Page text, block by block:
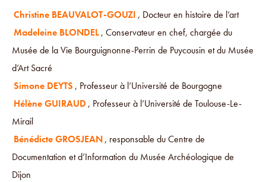
Christine BEAUVALOT-GOUZI , Docteur en histoire de l’art
Madeleine BLONDEL, Conservateur en chef, chargée du
Musée de la Vie Bourguignonne-Perrin de Puycousin et du Musée
d’Art Sacré
Simone DEYTS , Professeur à l’Université de Bourgogne
Hélène GUIRAUD , Professeur à l’Université de Toulouse-Le-
Mirail
Bénédicte GROSJEAN, responsable du Centre de
Documentation et d’Information du Musée Archéologique de
Dijon